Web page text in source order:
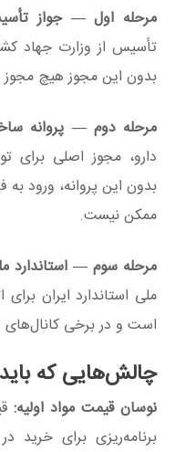
مرحله اول— جواز
تأسیس از وزارت جهاد
بدون این مجوز هیچ
مرحله دوم— پروانه
دارو، مجوز اصلی
بدون این پروانه، ورود
ممکن نیست.
مرحله سوم — استاندارد
ملی استاندارد ایران
است و در برخی
چالش‌هایی که باید
نوسان قیمت مواد اولیه:
برنامه‌ریزی برای خرید